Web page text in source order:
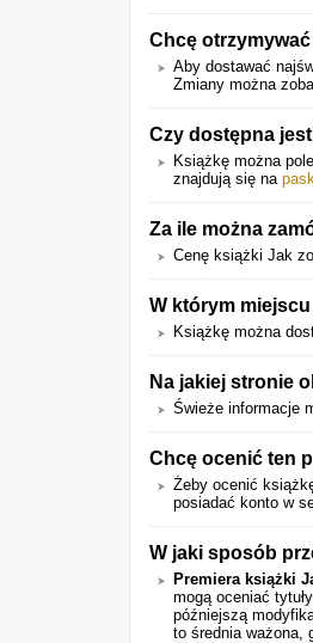
Chcę
Aby dostawać
Zmiany można
Czy dostępna
Książkę można
znajdują się na
Za ile można
Cenę książki Jak
W którym
Książkę można
Na jakiej stronie
Świeże informacje
Chcę ocenić ten
Żeby ocenić
posiadać konto w
W jaki sposób
Premiera książki
mogą oceniać
późniejszą
to średnia ważona,